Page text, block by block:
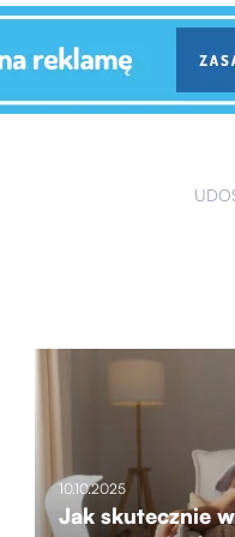
10.10.2025
Jak skutecznie